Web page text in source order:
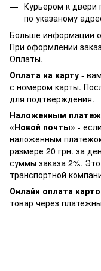
Курьером к
по указаному
Больше информации
При оформлении
Оплаты.
Оплата на карту -
с номером карты.
для подтверждения.
Наложенным
«Новой почты» -
наложенным
размере 20 грн. за
суммы заказа 2%.
транспортной
Онлайн оплата
товар через